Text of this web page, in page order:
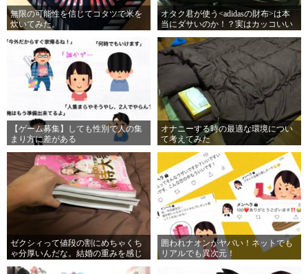
無限の可能性を信じてコタツで米を
炊いてみた。
オタク君が使う<adidasの財布>は本
当にダサいのか！？実はカッコいい
【ゲーム募集】しても性別で人の集
まり方に差がある
オナニーする時の最適な環境につい
て考えてみた
ゼクシィって値段の割にめちゃくち
ゃ分厚いんだな。結婚の重みを感じ
囲われナオンがヤバい！ネットでも
リアルでも異次元！